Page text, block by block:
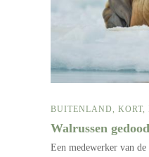
BUITENLAND KORT
Walrussen
Een medewerker van